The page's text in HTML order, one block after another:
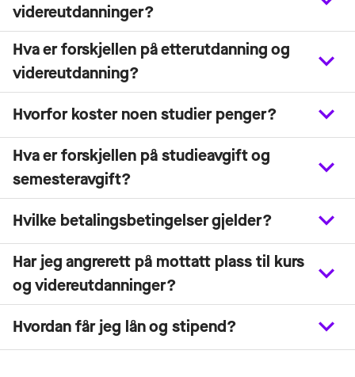
videreutdanninger?
Hva er forskjellen på etterutdanning og
videreutdanning?
Hvorfor koster noen studier penger?
Hva er forskjellen på studieavgift og
semesteravgift?
Hvilke betalingsbetingelser gjelder?
Har jeg angrerett på mottatt plass til kurs
og videreutdanninger?
Hvordan får jeg lån og stipend?